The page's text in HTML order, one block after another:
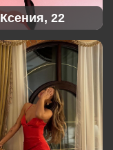
Ксения, 22